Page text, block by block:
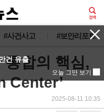
#사건사고 #보안리포트
합의 핵심,
Center’
2025-08-11 10:35
건 유출
오늘 그만 보기